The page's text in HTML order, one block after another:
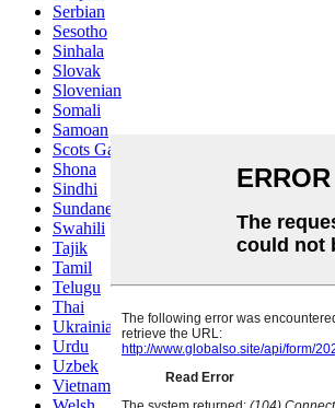
Serbian
Sesotho
Sinhala
Slovak
Slovenian
Somali
Samoan
Scots Gaelic
Shona
Sindhi
Sundanese
Swahili
Tajik
Tamil
Telugu
Thai
Ukrainian
Urdu
Uzbek
Vietnamese